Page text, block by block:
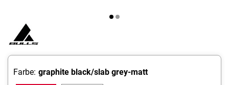
Farbe: graphite black/slab grey-matt